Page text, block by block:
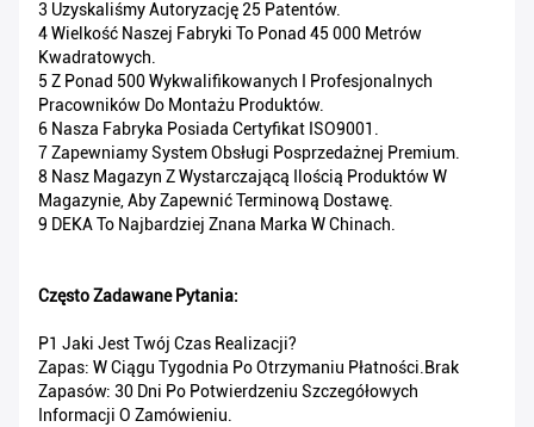
3 Uzyskaliśmy Autoryzację 25 Patentów.
4 Wielkość Naszej Fabryki To Ponad 45 000 Metrów
Kwadratowych.
5 Z Ponad 500 Wykwalifikowanych I Profesjonalnych
Pracowników Do Montażu Produktów.
6 Nasza Fabryka Posiada Certyfikat ISO9001.
7 Zapewniamy System Obsługi Posprzedażnej Premium.
8 Nasz Magazyn Z Wystarczającą Ilością Produktów W
Magazynie, Aby Zapewnić Terminową Dostawę.
9 DEKA To Najbardziej Znana Marka W Chinach.
Często Zadawane Pytania:
P1 Jaki Jest Twój Czas Realizacji?
Zapas: W Ciągu Tygodnia Po Otrzymaniu Płatności.Brak
Zapasów: 30 Dni Po Potwierdzeniu Szczegółowych
Informacji O Zamówieniu.